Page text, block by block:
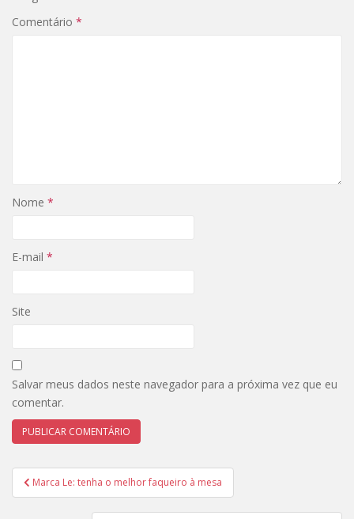
Comentário *
Nome *
E-mail *
Site
Salvar meus dados neste navegador para a próxima vez que eu
comentar.
Navegação
de
Marca Le: tenha o melhor faqueiro à mesa